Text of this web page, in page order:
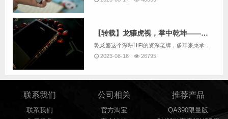
【转载】龙骧虎视，掌中乾坤——乾龙盛MUB1
2023-08-16
26795
联系我们
联系我们
公司相关
官方淘宝
推荐产品
QA390限量版